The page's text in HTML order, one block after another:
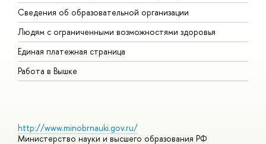
Сведения об образовательной организации
Людям с ограниченными возможностями здоровья
Единая платежная страница
Работа в Вышке
http://www.minobrnauki.gov.ru/
Министерство науки и высшего образования РФ